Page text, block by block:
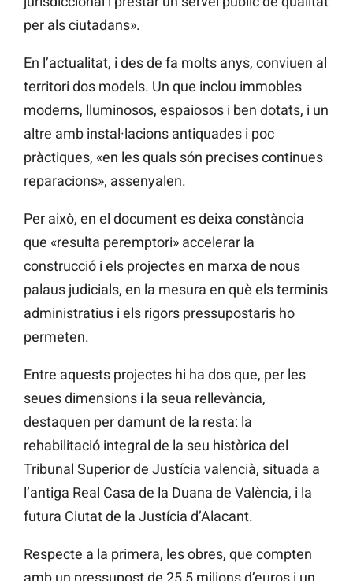
per als ciutadans».
En l’actualitat, i des de fa molts anys, conviuen al
territori dos models. Un que inclou immobles
moderns, lluminosos, espaiosos i ben dotats, i un
altre amb instal·lacions antiquades i poc
pràctiques, «en les quals són precises continues
reparacions», assenyalen.
Per això, en el document es deixa constància
que «resulta peremptori» accelerar la
construcció i els projectes en marxa de nous
palaus judicials, en la mesura en què els terminis
administratius i els rigors pressupostaris ho
permeten.
Entre aquests projectes hi ha dos que, per les
seues dimensions i la seua rellevància,
destaquen per damunt de la resta: la
rehabilitació integral de la seu històrica del
Tribunal Superior de Justícia valencià, situada a
l’antiga Real Casa de la Duana de València, i la
futura Ciutat de la Justícia d’Alacant.
Respecte a la primera, les obres, que compten
amb un pressupost de 25,5 milions d’euros i un